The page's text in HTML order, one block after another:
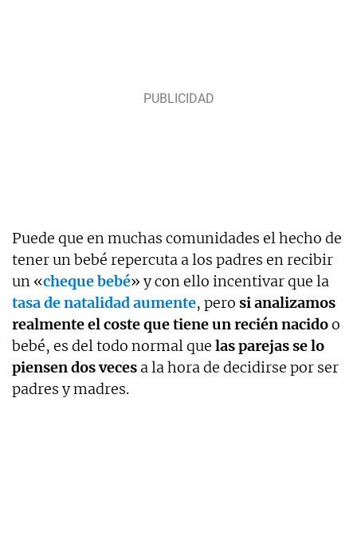
Puede que en muchas comunidades el hecho de
tener un bebé repercuta a los padres en recibir
un «cheque bebé» y con ello incentivar que la
tasa de natalidad aumente, pero si analizamos
realmente el coste que tiene un recién nacidoo
bebé, es del todo normal que las parejas se lo
piensen dos veces a la hora de decidirse por ser
padres y madres.